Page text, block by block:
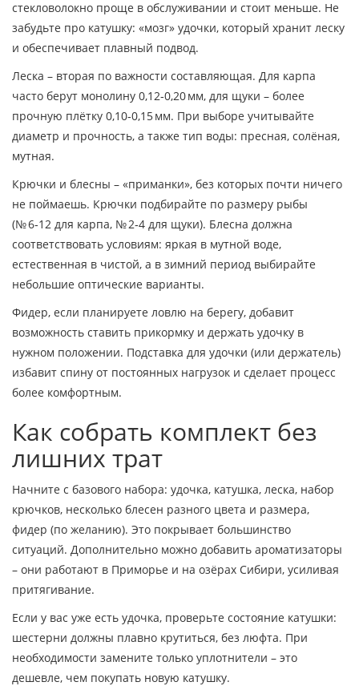
стекловолокно проще в обслуживании и стоит меньше. Не
забудьте про катушку: «мозг» удочки, который хранит леску
и обеспечивает плавный подвод.
Леска – вторая по важности составляющая. Для карпа
часто берут монолину 0,12‑0,20 мм, для щуки – более
прочную плётку 0,10‑0,15 мм. При выборе учитывайте
диаметр и прочность, а также тип воды: пресная, солёная,
мутная.
Крючки и блесны – «приманки», без которых почти ничего
не поймаешь. Крючки подбирайте по размеру рыбы
(№ 6‑12 для карпа, № 2‑4 для щуки). Блесна должна
соответствовать условиям: яркая в мутной воде,
естественная в чистой, а в зимний период выбирайте
небольшие оптические варианты.
Фидер, если планируете ловлю на берегу, добавит
возможность ставить прикормку и держать удочку в
нужном положении. Подставка для удочки (или держатель)
избавит спину от постоянных нагрузок и сделает процесс
более комфортным.
Как собрать комплект без
лишних трат
Начните с базового набора: удочка, катушка, леска, набор
крючков, несколько блесен разного цвета и размерa,
фидер (по желанию). Это покрывает большинство
ситуаций. Дополнительно можно добавить ароматизаторы
– они работают в Приморье и на озёрах Сибири, усиливая
притягивание.
Если у вас уже есть удочка, проверьте состояние катушки:
шестерни должны плавно крутиться, без люфта. При
необходимости замените только уплотнители – это
дешевле, чем покупать новую катушку.